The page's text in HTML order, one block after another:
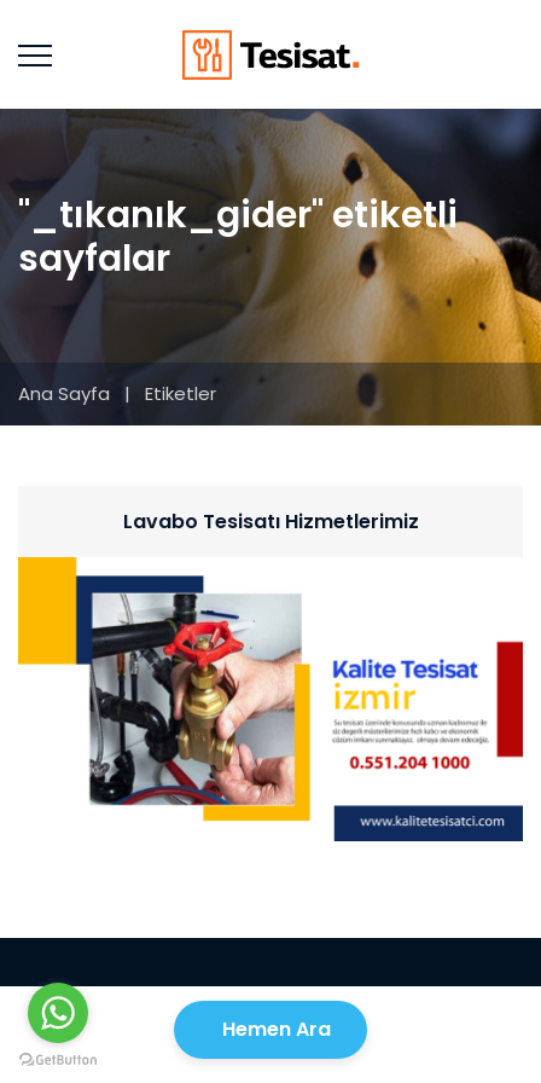
"_tıkanık_gider" etiketli
sayfalar
Ana Sayfa | Etiketler
Lavabo Tesisatı Hizmetlerimiz
Hemen Ara